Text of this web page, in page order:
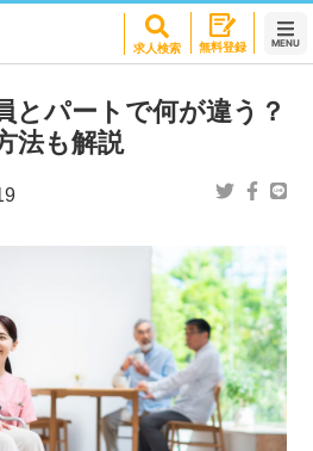
求人検索 無料登録 MENU
とパートで何が違う？
法も解説